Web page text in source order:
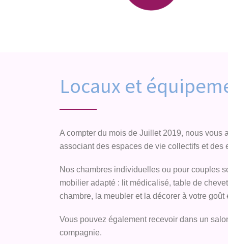
Locaux et
A compter du mois de Juillet 2019, nous
associant des espaces de vie collectifs et des
Nos chambres individuelles ou pour couples
mobilier adapté : lit médicalisé, table de
chambre, la meubler et la décorer à votre
Vous pouvez également recevoir dans un
compagnie.